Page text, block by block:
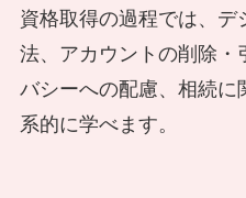
資格取得の過程では、デ
法、アカウントの削除・
バシーへの配慮、相続に
系的に学べます。